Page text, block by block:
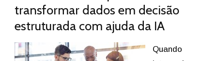
transformar dados em decisão
estruturada com ajuda da IA
Quando